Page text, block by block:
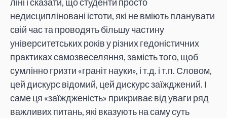
недисципліновані істоти, які не вміють планувати
свій час та проводять більшу частину
університетських років у різних гедоністичних
практиках самозвеселяння, замість того, щоб
сумлінно гризти «граніт науки», і т.д. і т.п. Словом,
цей дискурс відомий, цей дискурс заїжджений. І
саме ця «заїждженість» прикриває від уваги ряд
важливих питань, які вказують на саму суть